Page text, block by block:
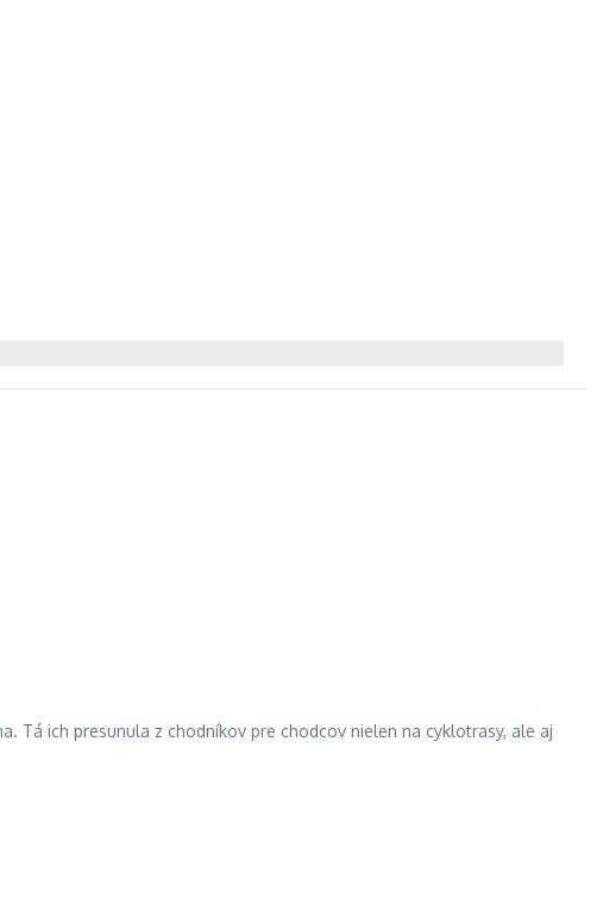
Tá ich presunula z chodníkov pre chodcov nielen na cyklotrasy, ale aj